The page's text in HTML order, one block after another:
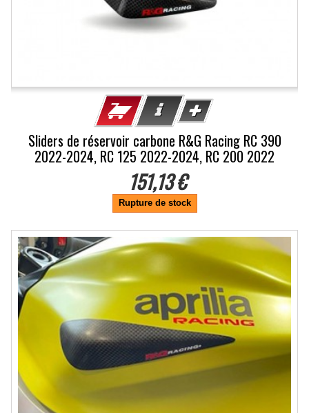
Sliders de réservoir carbone R&G Racing RC 390
2022-2024, RC 125 2022-2024, RC 200 2022
151,13 €
Rupture de stock